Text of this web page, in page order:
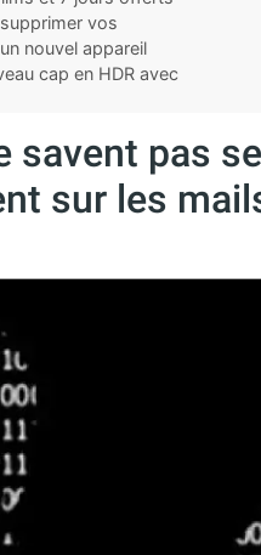
vos
nouvel appareil
cap en HDR avec
savent pas se
sur les